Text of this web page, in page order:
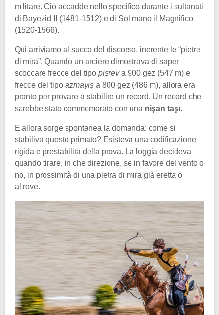
militare. Ciò accadde nello specifico durante i sultanati
di Bayezid II (1481-1512) e di Solimano il Magnifico
(1520-1566).
Qui arriviamo al succo del discorso, inerente le “pietre
di mira”. Quando un arciere dimostrava di saper
scoccare frecce del tipo pişreva 900 gez (547 m) e
frecce del tipo azmayiş a 800 gez (486 m), allora era
pronto per provare a stabilire un record. Un record che
sarebbe stato commemorato con una nişan taşı.
E allora sorge spontanea la domanda: come si
stabiliva questo primato? Esisteva una codificazione
rigida e prestabilita della prova. La loggia decideva
quando tirare, in che direzione, se in favore del vento o
no, in prossimità di una pietra di mira già eretta o
altrove.